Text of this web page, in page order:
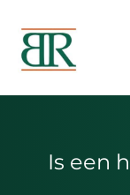
naar
inhoud
Is een